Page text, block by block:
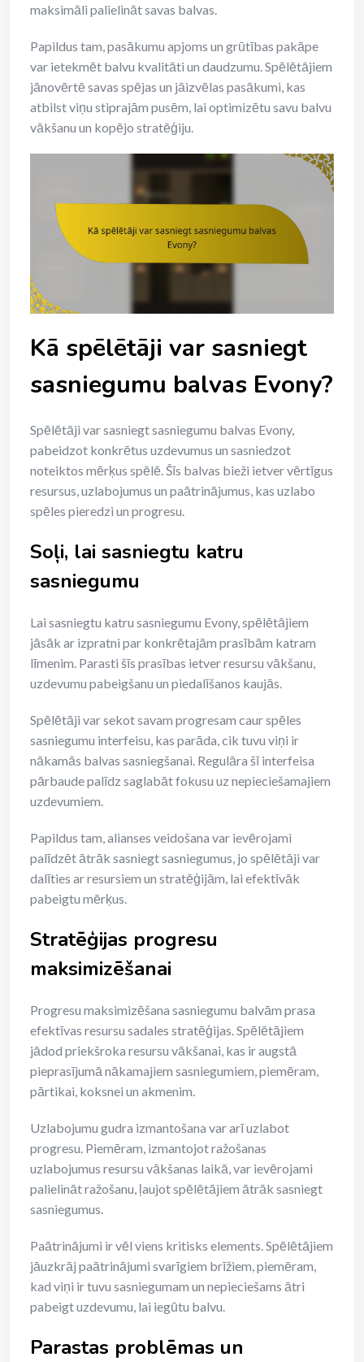
maksimāli palielināt savas balvas.
Papildus tam, pasākumu apjoms un grūtības pakāpe
var ietekmēt balvu kvalitāti un daudzumu. Spēlētājiem
jānovērtē savas spējas un jāizvēlas pasākumi, kas
atbilst viņu stiprajām pusēm, lai optimizētu savu balvu
vākšanu un kopējo stratēģiju.
Kā spēlētāji var sasniegt
sasniegumu balvas Evony?
Spēlētāji var sasniegt sasniegumu balvas Evony,
pabeidzot konkrētus uzdevumus un sasniedzot
noteiktos mērķus spēlē. Šīs balvas bieži ietver vērtīgus
resursus, uzlabojumus un paātrinājumus, kas uzlabo
spēles pieredzi un progresu.
Soļi, lai sasniegtu katru
sasniegumu
Lai sasniegtu katru sasniegumu Evony, spēlētājiem
jāsāk ar izpratni par konkrētajām prasībām katram
līmenim. Parasti šīs prasības ietver resursu vākšanu,
uzdevumu pabeigšanu un piedalīšanos kaujās.
Spēlētāji var sekot savam progresam caur spēles
sasniegumu interfeisu, kas parāda, cik tuvu viņi ir
nākamās balvas sasniegšanai. Regulāra šī interfeisa
pārbaude palīdz saglabāt fokusu uz nepieciešamajiem
uzdevumiem.
Papildus tam, alianses veidošana var ievērojami
palīdzēt ātrāk sasniegt sasniegumus, jo spēlētāji var
dalīties ar resursiem un stratēģijām, lai efektīvāk
pabeigtu mērķus.
Stratēģijas progresu
maksimizēšanai
Progresu maksimizēšana sasniegumu balvām prasa
efektīvas resursu sadales stratēģijas. Spēlētājiem
jādod priekšroka resursu vākšanai, kas ir augstā
pieprasījumā nākamajiem sasniegumiem, piemēram,
pārtikai, koksnei un akmenim.
Uzlabojumu gudra izmantošana var arī uzlabot
progresu. Piemēram, izmantojot ražošanas
uzlabojumus resursu vākšanas laikā, var ievērojami
palielināt ražošanu, ļaujot spēlētājiem ātrāk sasniegt
sasniegumus.
Paātrinājumi ir vēl viens kritisks elements. Spēlētājiem
jāuzkrāj paātrinājumi svarīgiem brīžiem, piemēram,
kad viņi ir tuvu sasniegumam un nepieciešams ātri
pabeigt uzdevumu, lai iegūtu balvu.
Parastas problēmas un